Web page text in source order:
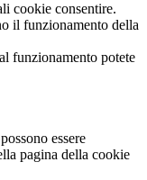
cookie consentire.
il funzionamento della
funzionamento potete
essere
pagina della cookie